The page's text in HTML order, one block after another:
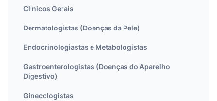
Clínicos Gerais
Dermatologistas (Doenças da Pele)
Endocrinologiastas e Metabologistas
Gastroenterologistas (Doenças do Aparelho
Digestivo)
Ginecologistas